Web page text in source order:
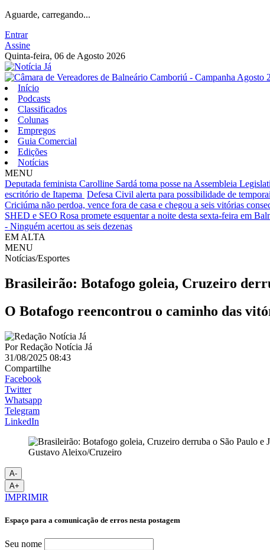
Aguarde, carregando...
Entrar
Assine
Quinta-feira, 06 de Agosto 2026
Início
Podcasts
Classificados
Colunas
Empregos
Guia Comercial
Edições
Notícias
MENU
Deputada feminista Carolline Sardá toma posse na Assembleia
escritório de Itapema Defesa Civil alerta para possibilidade de
Criciúma não perdoa, vence fora de casa e chegou a seis vitórias
SHED e SEO Rosa promete esquentar a noite desta sexta-feira em
- Ninguém acertou as seis dezenas
EM ALTA
MENU
Notícias/Esportes
Brasileirão: Botafogo goleia, Cruzeiro
O Botafogo reencontrou o caminho das
PorRedação Notícia Já
31/08/2025 08:43
Compartilhe
Facebook
Twitter
Whatsapp
Telegram
LinkedIn
Gustavo Aleixo/Cruzeiro
A-
A+
IMPRIMIR
Espaço para a comunicação de erros nesta postagem
Seu nome